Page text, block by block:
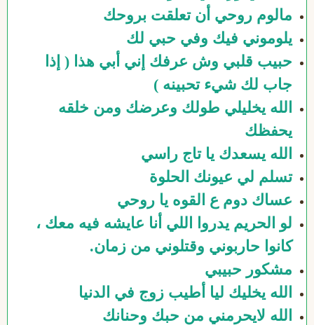
مالوم روحي أن تعلقت بروحك
يلوموني فيك وفي حبي لك
حبيب قلبي وش عرفك إني أبي هذا ( إذا
جاب لك شيء تحبينه )
الله يخليلي طولك وعرضك ومن خلقه
يحفظك
الله يسعدك يا تاج راسي
تسلم لي عيونك الحلوة
عساك دوم ع القوه يا روحي
لو الحريم يدروا اللي أنا عايشه فيه معك ،
كانوا حاربوني وقتلوني من زمان.
مشكور حبيبي
الله يخليك ليا أطيب زوج في الدنيا
الله لايحرمني من حبك وحنانك